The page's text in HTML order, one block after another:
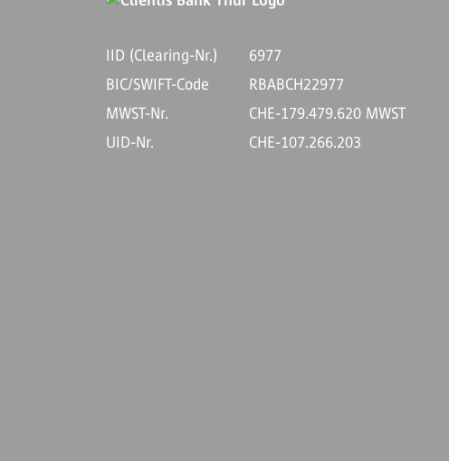
IID (Clearing-Nr.)
6977
BIC/SWIFT-Code
RBABCH22977
MWST-Nr.
CHE-179.479.620 MWST
UID-Nr.
CHE-107.266.203